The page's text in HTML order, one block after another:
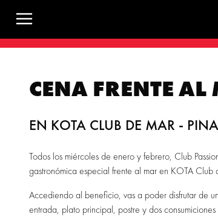
Toggle navigation menu
CENA FRENTE AL
EN KOTA CLUB DE MAR -
Todos los miércoles de enero y febrero, Club
gastronómica especial frente al mar en KOTA
Accediendo al beneficio, vas a poder disfrutar de
entrada, plato principal, postre y dos